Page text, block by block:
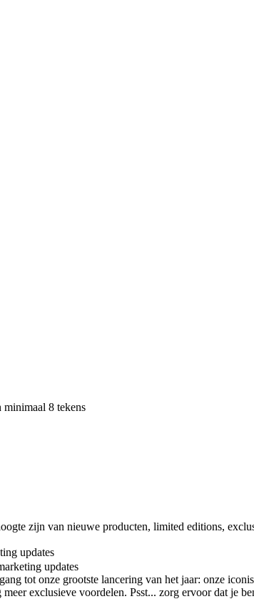
minimaal 8 tekens
zijn van nieuwe producten, limited editions,
updates
updates
tot onze grootste lancering van het jaar: onze
exclusieve voordelen. Psst... zorg ervoor dat je